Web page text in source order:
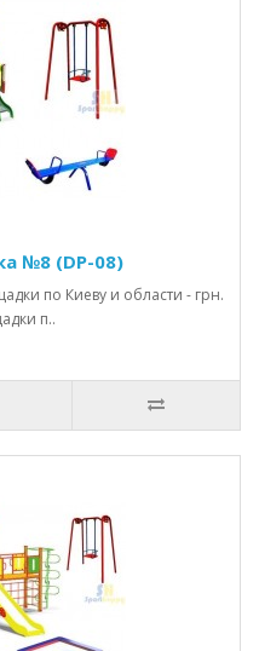
№8 (DP-08)
по Киеву и области - грн.
п..